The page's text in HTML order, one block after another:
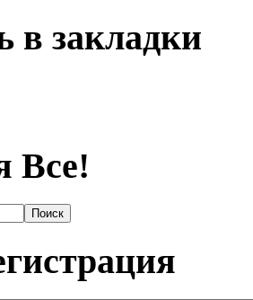
в закладки
Все!